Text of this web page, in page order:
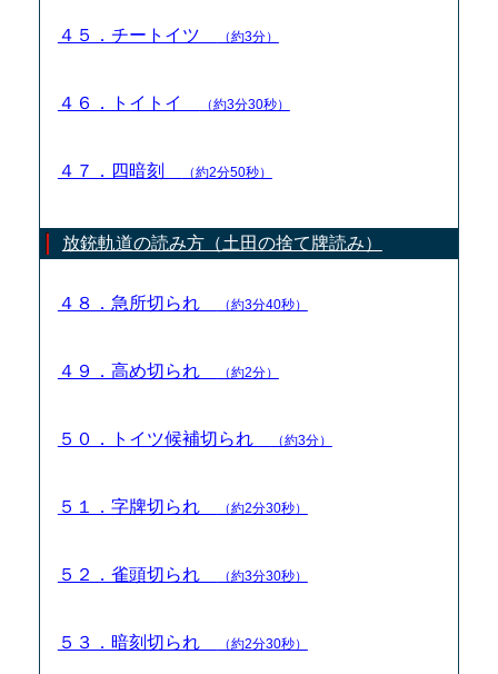
４５．チートイツ （約3分）
４６．トイトイ （約3分30秒）
４７．四暗刻 （約2分50秒）
放銃軌道の読み方（土田の捨て牌読み）
４８．急所切られ （約3分40秒）
４９．高め切られ （約2分）
５０．トイツ候補切られ （約3分）
５１．字牌切られ （約2分30秒）
５２．雀頭切られ （約3分30秒）
５３．暗刻切られ （約2分30秒）